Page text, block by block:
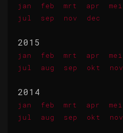
jan feb mrt apr mei
jul
sep nov dec
2015
jan feb mrt apr mei
jul
aug sep okt nov
2014
jan feb mrt apr mei
jul
aug sep okt nov